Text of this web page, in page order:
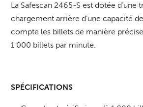
La Safescan 2465-S est dotée d’une
chargement arrière d’une capacité
compte les billets de manière précise
1 000 billets par minute.
SPÉCIFICATIONS